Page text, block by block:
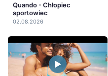
Quando - Chłopiec
sportowiec
02.08.2026